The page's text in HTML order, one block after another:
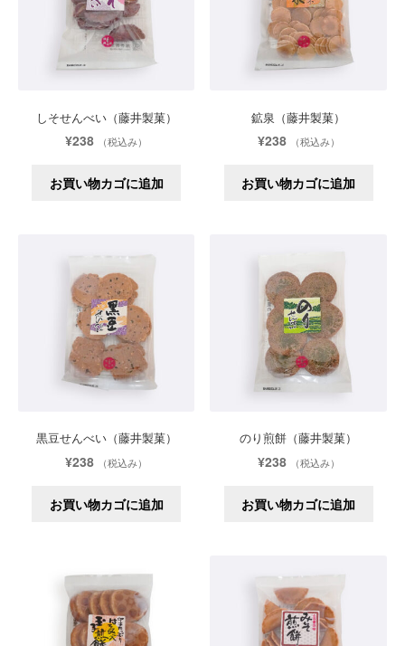
しそせんべい（藤井製菓）
¥238 （税込み）
お買い物カゴに追加
鉱泉（藤井製菓）
¥238 （税込み）
お買い物カゴに追加
黒豆せんべい（藤井製菓）
¥238 （税込み）
お買い物カゴに追加
のり煎餅（藤井製菓）
¥238 （税込み）
お買い物カゴに追加